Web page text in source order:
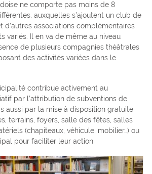
ne comporte pas moins de 8
auxquelles s’ajoutent un club de
associations complémentaires
variés. Il en va de même au niveau
de plusieurs compagnies théâtrales
des activités variées dans le
contribue activement au
par l’attribution de subventions de
aussi par la mise à disposition gratuite
terrains, foyers, salle des fêtes, salles
(chapiteaux, véhicule, mobilier…) ou
pour faciliter leur action